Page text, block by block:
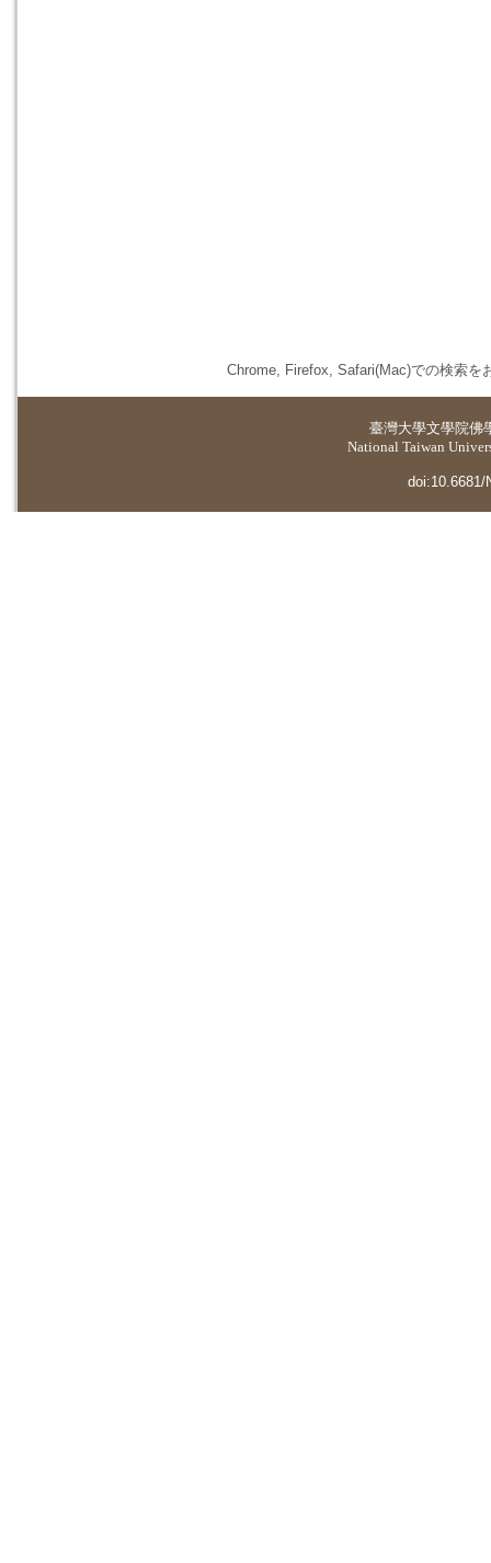
Chrome, Firefox, Safari(Mac)での検索を
臺灣大學文學院佛
National Taiwan
doi:10.6681/